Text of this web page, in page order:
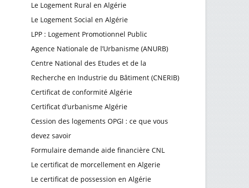
Le Logement Rural en Algérie
Le Logement Social en Algérie
LPP : Logement Promotionnel Public
Agence Nationale de l’Urbanisme (ANURB)
Centre National des Etudes et de la
Recherche en Industrie du Bâtiment (CNERIB)
Certificat de conformité Algérie
Certificat d’urbanisme Algérie
Cession des logements OPGI : ce que vous
devez savoir
Formulaire demande aide financière CNL
Le certificat de morcellement en Algerie
Le certificat de possession en Algérie